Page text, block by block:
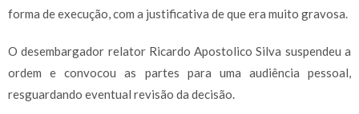
forma de execução, com a justificativa de que era muito gravosa.
O desembargador relator Ricardo Apostolico Silva suspendeu a
ordem e convocou as partes para uma audiência pessoal,
resguardando eventual revisão da decisão.